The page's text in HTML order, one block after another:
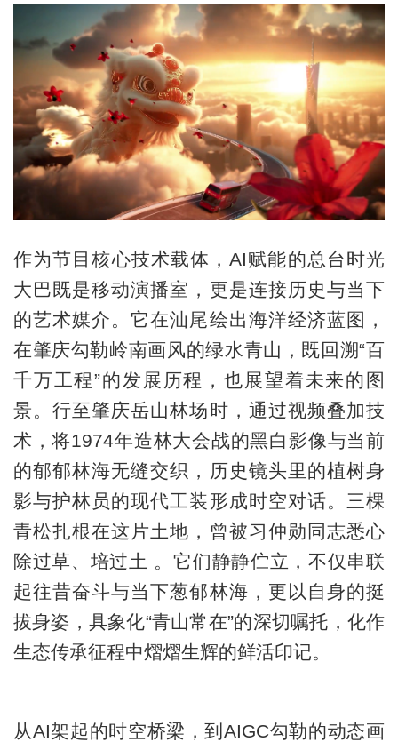
作为节目核心技术载体，AI赋能的总台时光
大巴既是移动演播室，更是连接历史与当下
的艺术媒介。它在汕尾绘出海洋经济蓝图，
在肇庆勾勒岭南画风的绿水青山，既回溯“百
千万工程”的发展历程，也展望着未来的图
景。行至肇庆岳山林场时，通过视频叠加技
术，将1974年造林大会战的黑白影像与当前
的郁郁林海无缝交织，历史镜头里的植树身
影与护林员的现代工装形成时空对话。三棵
青松扎根在这片土地，曾被习仲勋同志悉心
除过草、培过土 。它们静静伫立，不仅串联
起往昔奋斗与当下葱郁林海，更以自身的挺
拔身姿，具象化“青山常在”的深切嘱托，化作
生态传承征程中熠熠生辉的鲜活印记。
从AI架起的时空桥梁，到AIGC勾勒的动态画